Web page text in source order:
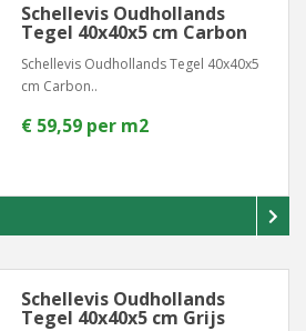
Schellevis Oudhollands
Tegel 40x40x5 cm Carbon
Schellevis Oudhollands Tegel 40x40x5
cm Carbon..
€ 59,59 per m2
Schellevis Oudhollands
Tegel 40x40x5 cm Grijs